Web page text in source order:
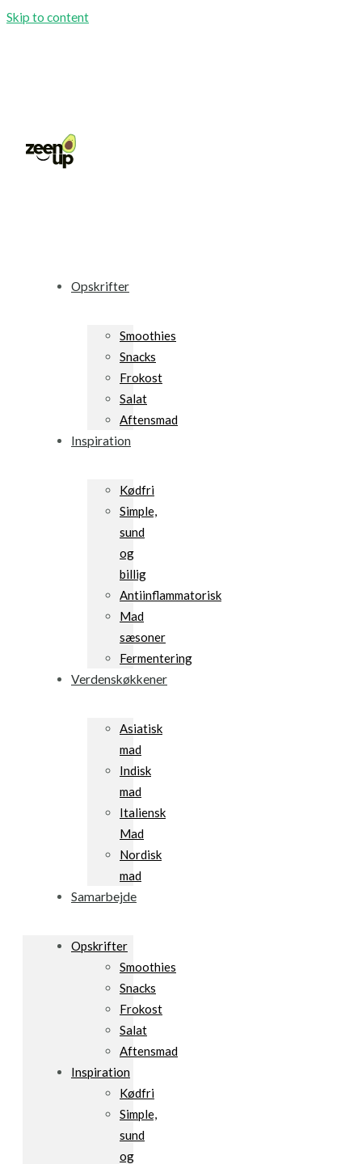
Skip to content
Opskrifter
Smoothies
Snacks
Frokost
Salat
Aftensmad
Inspiration
Kødfri
Simple,
sund
og
billig
Antiinflammatorisk
Mad
sæsoner
Fermentering
Verdenskøkkener
Asiatisk
mad
Indisk
mad
Italiensk
Mad
Nordisk
mad
Samarbejde
Opskrifter
Smoothies
Snacks
Frokost
Salat
Aftensmad
Inspiration
Kødfri
Simple,
sund
og